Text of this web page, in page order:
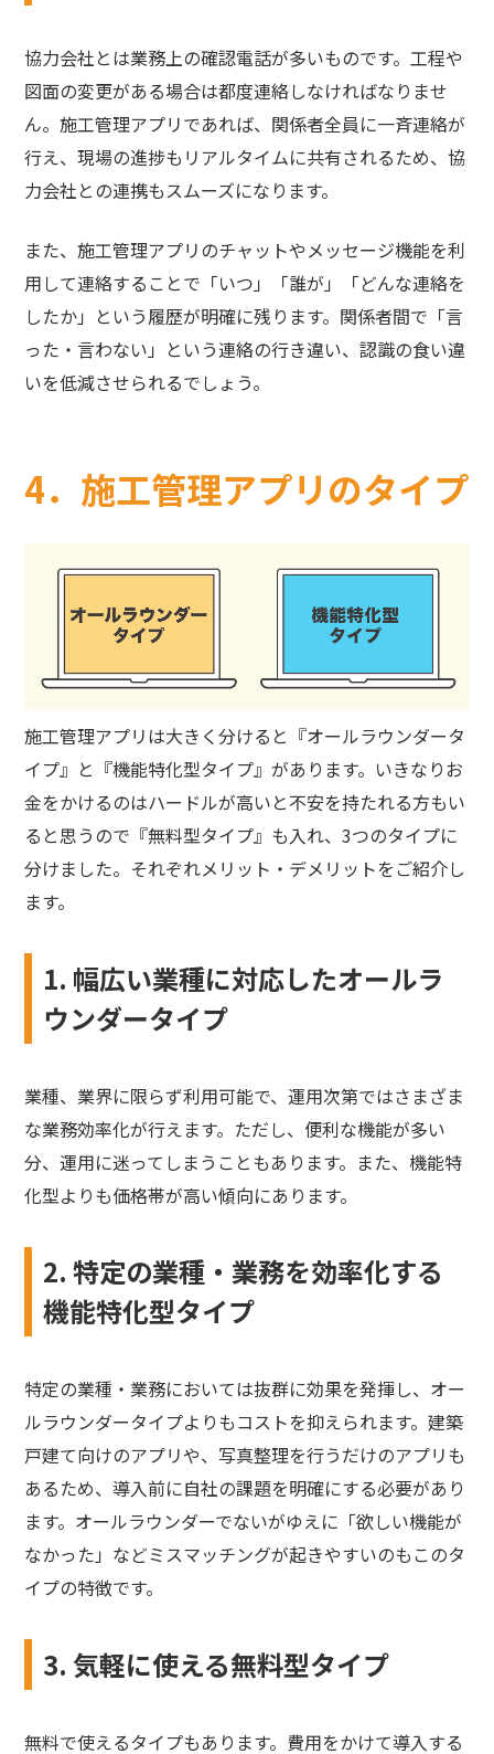
協力会社とは業務上の確認電話が多いものです。工程や
図面の変更がある場合は都度連絡しなければなりませ
ん。施工管理アプリであれば、関係者全員に一斉連絡が
行え、現場の進捗もリアルタイムに共有されるため、協
力会社との連携もスムーズになります。
また、施工管理アプリのチャットやメッセージ機能を利
用して連絡することで「いつ」「誰が」「どんな連絡を
したか」という履歴が明確に残ります。関係者間で「言
った・言わない」という連絡の行き違い、認識の食い違
いを低減させられるでしょう。
4．施工管理アプリのタイプ
施工管理アプリは大きく分けると『オールラウンダータ
イプ』と『機能特化型タイプ』があります。いきなりお
金をかけるのはハードルが高いと不安を持たれる方もい
ると思うので『無料型タイプ』も入れ、3つのタイプに
分けました。それぞれメリット・デメリットをご紹介し
ます。
1. 幅広い業種に対応したオールラ
ウンダータイプ
業種、業界に限らず利用可能で、運用次第ではさまざま
な業務効率化が行えます。ただし、便利な機能が多い
分、運用に迷ってしまうこともあります。また、機能特
化型よりも価格帯が高い傾向にあります。
2. 特定の業種・業務を効率化する
機能特化型タイプ
特定の業種・業務においては抜群に効果を発揮し、オー
ルラウンダータイプよりもコストを抑えられます。建築
戸建て向けのアプリや、写真整理を行うだけのアプリも
あるため、導入前に自社の課題を明確にする必要があり
ます。オールラウンダーでないがゆえに「欲しい機能が
なかった」などミスマッチングが起きやすいのもこのタ
イプの特徴です。
3. 気軽に使える無料型タイプ
無料で使えるタイプもあります。費用をかけて導入する